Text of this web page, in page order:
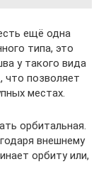
ещё одна
типа, это
у такого вида
что позволяет
местах.
орбитальная.
внешнему
орбиту или,